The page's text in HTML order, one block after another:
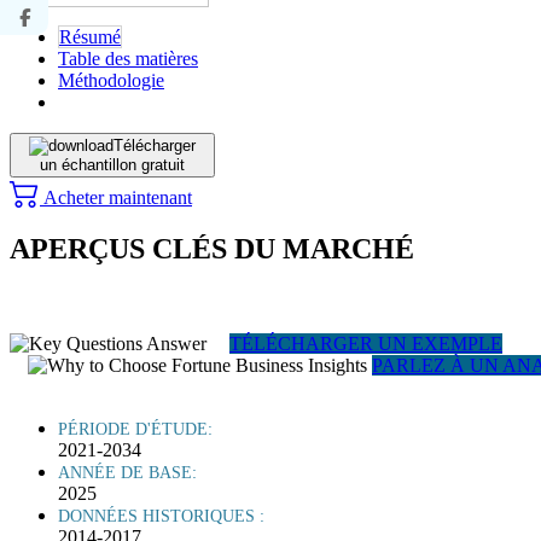
Résumé
Table des matières
Méthodologie
Télécharger
un échantillon gratuit
Acheter maintenant
APERÇUS CLÉS DU MARCHÉ
TÉLÉCHARGER UN EXEMPLE
PARLEZ À UN
PÉRIODE D'ÉTUDE:
2021-2034
ANNÉE DE BASE:
2025
DONNÉES HISTORIQUES :
2014-2017